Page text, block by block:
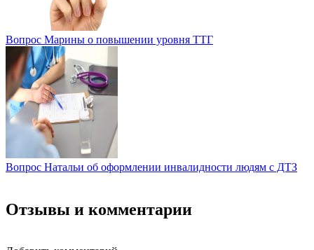
Вопрос Марины о повышении уровня ТТГ
Вопрос Натальи об оформлении инвалидности людям с ДТЗ
Отзывы и комментарии